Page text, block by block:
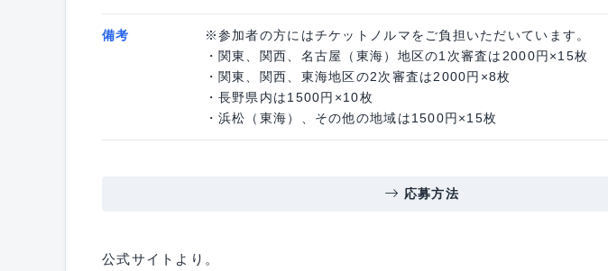
備考
※参加者の方にはチケットノルマをご負担いただいています。
・関東、関西、名古屋（東海）地区の1次審査は2000円×15枚
・関東、関西、東海地区の2次審査は2000円×8枚
・長野県内は1500円×10枚
・浜松（東海）、その他の地域は1500円×15枚
応募方法
公式サイトより。